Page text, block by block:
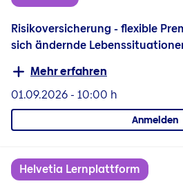
Risikoversicherung - flexible
sich ändernde
Mehr erfahren
01.09.2026- 10:00 h
Anmelden
Helvetia Lernplattform